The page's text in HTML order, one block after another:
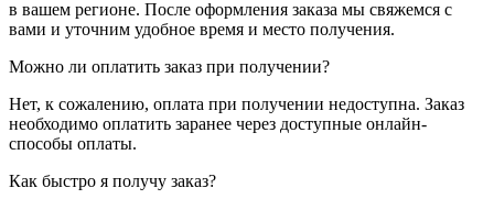
в вашем регионе. После оформления заказа мы свяжемся с
вами и уточним удобное время и место получения.
Можно ли оплатить заказ при получении?
Нет, к сожалению, оплата при получении недоступна. Заказ
необходимо оплатить заранее через доступные онлайн-
способы оплаты.
Как быстро я получу заказ?